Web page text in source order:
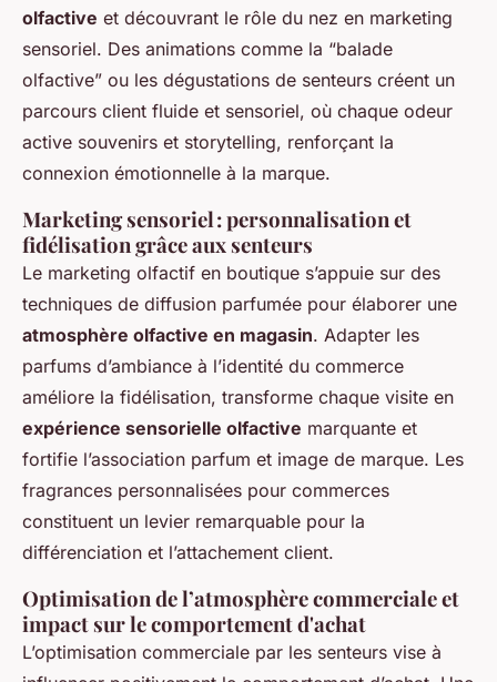
olfactive et découvrant le rôle du nez en marketing
sensoriel. Des animations comme la “balade
olfactive” ou les dégustations de senteurs créent un
parcours client fluide et sensoriel, où chaque odeur
active souvenirs et storytelling, renforçant la
connexion émotionnelle à la marque.
Marketing sensoriel : personnalisation et
fidélisation grâce aux senteurs
Le marketing olfactif en boutique s’appuie sur des
techniques de diffusion parfumée pour élaborer une
atmosphère olfactive en magasin. Adapter les
parfums d’ambiance à l’identité du commerce
améliore la fidélisation, transforme chaque visite en
expérience sensorielle olfactive marquante et
fortifie l’association parfum et image de marque. Les
fragrances personnalisées pour commerces
constituent un levier remarquable pour la
différenciation et l’attachement client.
Optimisation de l’atmosphère commerciale et
impact sur le comportement d'achat
L’optimisation commerciale par les senteurs vise à